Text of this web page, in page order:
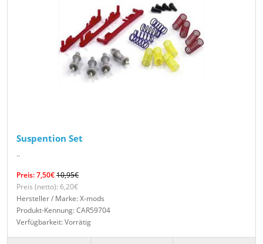
Suspention Set
..
Preis: 7,50€10,95€
Preis (netto): 6,20€
Hersteller / Marke: X-mods
Produkt-Kennung: CAR59704
Verfügbarkeit: Vorrätig